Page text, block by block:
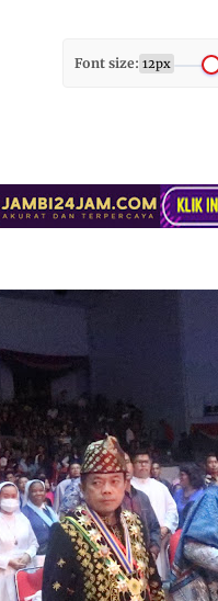
Font size: 12px